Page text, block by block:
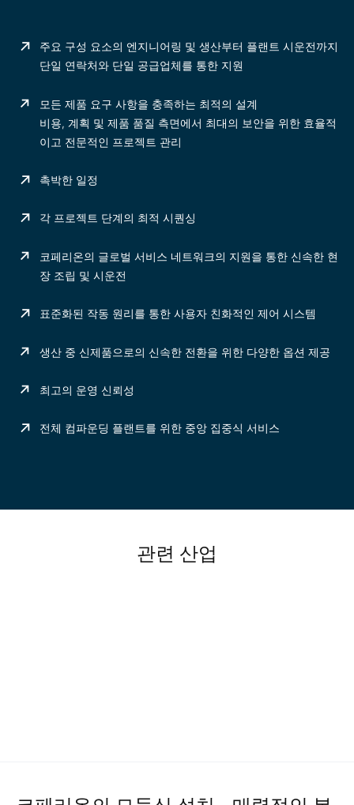
주요 구성 요소의 엔지니어링 및 생산부터 플랜트 시운전까지
단일 연락처와 단일 공급업체를 통한 지원
모든 제품 요구 사항을 충족하는 최적의 설계
비용, 계획 및 제품 품질 측면에서 최대의 보안을 위한 효율적
이고 전문적인 프로젝트 관리
촉박한 일정
각 프로젝트 단계의 최적 시퀀싱
코페리온의 글로벌 서비스 네트워크의 지원을 통한 신속한 현
장 조립 및 시운전
표준화된 작동 원리를 통한 사용자 친화적인 제어 시스템
생산 중 신제품으로의 신속한 전환을 위한 다양한 옵션 제공
최고의 운영 신뢰성
전체 컴파운딩 플랜트를 위한 중앙 집중식 서비스
관련 산업